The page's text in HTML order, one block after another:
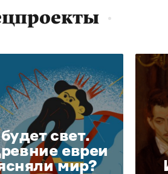
свет.
евреи
мир?